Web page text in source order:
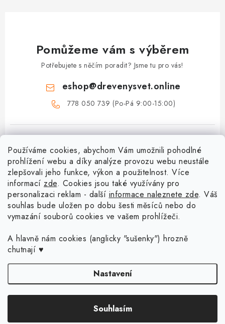
Používáme cookies, abychom Vám umožnili pohodlné
prohlížení webu a díky analýze provozu webu neustále
zlepšovali jeho funkce, výkon a použitelnost. Více
informací zde. Cookies jsou také využívány pro
personalizaci reklam - další informace naleznete zde. Váš
souhlas bude uložen po dobu šesti měsíců nebo do
vymazání souborů cookies ve vašem prohlížeči.
A hlavně nám cookies (anglicky "sušenky") hrozně
chutnají ♥
Nastavení
Souhlasím
Pomůžeme vám s výběrem
Potřebujete s něčím poradit? Jsme tu pro vás!
eshop@drevenysvet.online
778 050 739 (Po-Pá 9:00-15:00)
Menu
Doprava a platba
Vrácení zboží a reklamace
Kontakt
Blog o háčkování a pletení
Proč se může odstín příze Woody časem změnit?
Sady pro začátečníky - Jak začít s háčkováním?
Děkovné cedulky pro učitele a školní personál
Háčkování košíků - návody
Jak háčkovat s neviditelným spojem? Nové video vám to ukáže!
Copyright 2026Dřevěný svět online. Všechna práva vyhrazena.Upravit
nastavení cookies